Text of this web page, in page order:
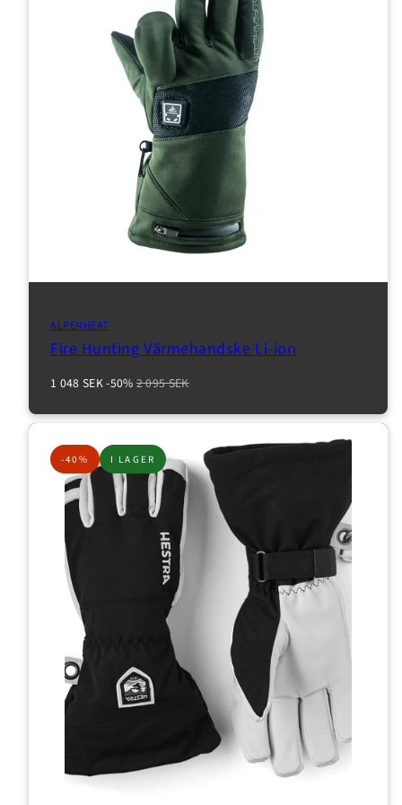
ALPENHEAT
Fire Hunting Värmehandske Li-ion
Reapris
1 048 SEK-50% Normalpris
2 095 SEK
-40% I LAGER